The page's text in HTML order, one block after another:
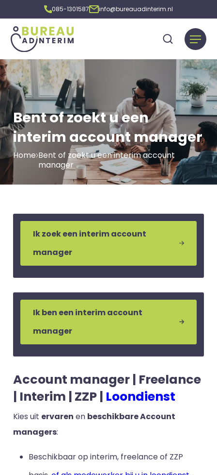
085-1301587 info@bureauadinterim.nl
Bent of zoekt u een
interim account manager
Home Bent of zoekt u een interim account
manager
Ik zoek een interim account
manager
Ik ben een interim account
manager
Account manager | Freelance
| Interim | ZZP | Loondienst
Kies uit ervaren en beschikbare Account
managers:
Beschikbaar op interim, freelance of ZZP